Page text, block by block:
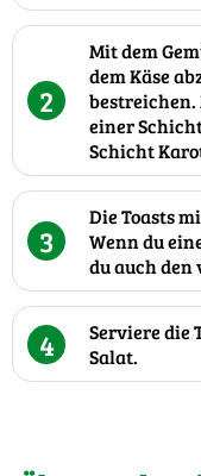
2
Mit dem
dem Käse
einer
Schicht
3
Die Toasts
Wenn du
du auch den
4
Serviere die
Salat.